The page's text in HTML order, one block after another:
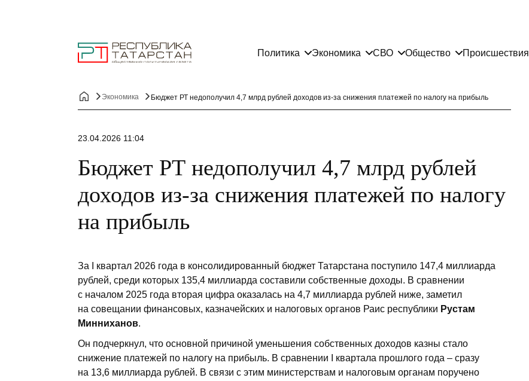
Политика Экономика СВО Общество Происшествия
Экономика Бюджет РТ недополучил 4,7 млрд рублей доходов из-за снижения платежей по налогу на прибыль
23.04.2026 11:04
Бюджет РТ недополучил 4,7 млрд рублей
доходов из-за снижения платежей по налогу
на прибыль
За I квартал 2026 года в консолидированный бюджет Татарстана поступило 147,4 миллиарда
рублей, среди которых 135,4 миллиарда составили собственные доходы. В сравнении
с началом 2025 года вторая цифра оказалась на 4,7 миллиарда рублей ниже, заметил
на совещании финансовых, казначейских и налоговых органов Раис республики Рустам
Минниханов.
Он подчеркнул, что основной причиной уменьшения собственных доходов казны стало
снижение платежей по налогу на прибыль. В сравнении I квартала прошлого года – сразу
на 13,6 миллиарда рублей. В связи с этим министерствам и налоговым органам поручено